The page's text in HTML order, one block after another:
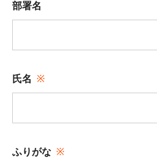
部署名
氏名
ふりがな